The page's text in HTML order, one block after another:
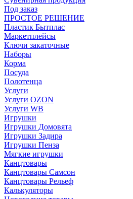
Под заказ
ПРОСТОЕ РЕШЕНИЕ
Пластик Бытплас
Маркетплейсы
Ключи закаточные
Наборы
Корма
Посуда
Полотенца
Услуги
Услуги OZON
Услуги WB
Игрушки
Игрушки Домовята
Игрушки Задира
Игрушки Пенза
Мягкие игрушки
Канцтовары
Канцтовары Самсон
Канцтовары Рельеф
Калькуляторы